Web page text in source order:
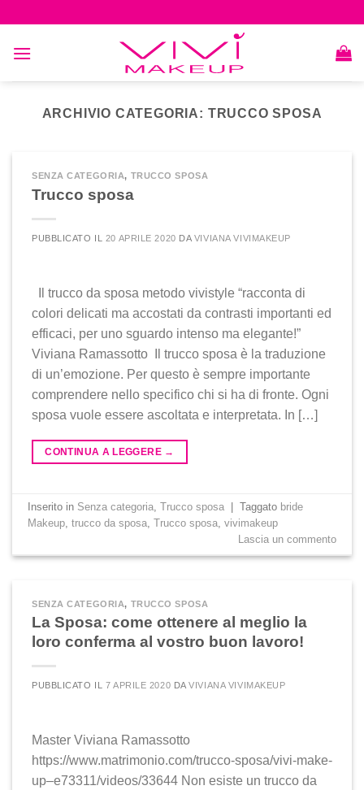
content
ARCHIVIO CATEGORIA: TRUCCO SPOSA
SENZA CATEGORIA, TRUCCO SPOSA
Trucco sposa
PUBBLICATO IL 20 APRILE 2020 DA VIVIANA VIVIMAKEUP
Il trucco da sposa metodo vivistyle “racconta di
colori delicati ma accostati da contrasti importanti ed
efficaci, per uno sguardo intenso ma elegante!”
Viviana Ramassotto Il trucco sposa è la traduzione
di un’emozione. Per questo è sempre importante
comprendere nello specifico chi si ha di fronte. Ogni
sposa vuole essere ascoltata e interpretata. In […]
CONTINUA A LEGGERE →
Inserito in Senza categoria ,Trucco sposa Taggato bride
Makeup ,trucco da sposa ,Trucco sposa ,vivimakeup
Lascia un commento
SENZA CATEGORIA, TRUCCO SPOSA
La Sposa: come ottenere al meglio la
loro conferma al vostro buon lavoro!
PUBBLICATO IL 7 APRILE 2020 DAVIVIANA VIVIMAKEUP
Master Viviana Ramassotto
https://www.matrimonio.com/trucco-sposa/vivi-make-
up–e73311/videos/33644 Non esiste un trucco da